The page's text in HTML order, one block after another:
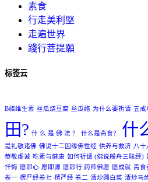
素食
行走美利堅
走遍世界
踐行菩提願
标签云
B族维生素 丝瓜烧豆腐 丝瓜络 为什么要祈请 五戒
田? 什 么 是 佛 法 ？ 什么是斋食？ 什
是礼敬诸佛 佛说十二因缘佛性经 供养与救济 八十
恭敬虔诚 吃素与健康 如何祈请 (佛说般舟三昧经)
忏悔 愿即心 愿即源 愿即行 药师佛愿 愿成就 斋食
卷一 楞严经卷七 楞严经 卷二 清炒圆白菜 清炒马